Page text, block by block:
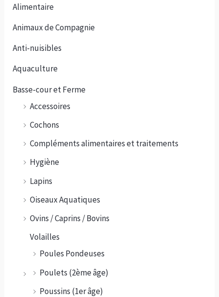
Alimentaire
Animaux de Compagnie
Anti-nuisibles
Aquaculture
Basse-cour et Ferme
Accessoires
Cochons
Compléments alimentaires et traitements
Hygiène
Lapins
Oiseaux Aquatiques
Ovins / Caprins / Bovins
Volailles
Poules Pondeuses
Poulets (2ème âge)
Poussins (1er âge)